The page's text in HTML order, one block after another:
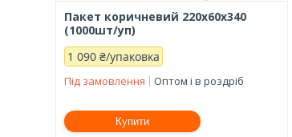
Пакет коричневий 220x60x340
(1000шт/уп)
1 090 ₴/упаковка
Під замовлення Оптом і в роздріб
Купити